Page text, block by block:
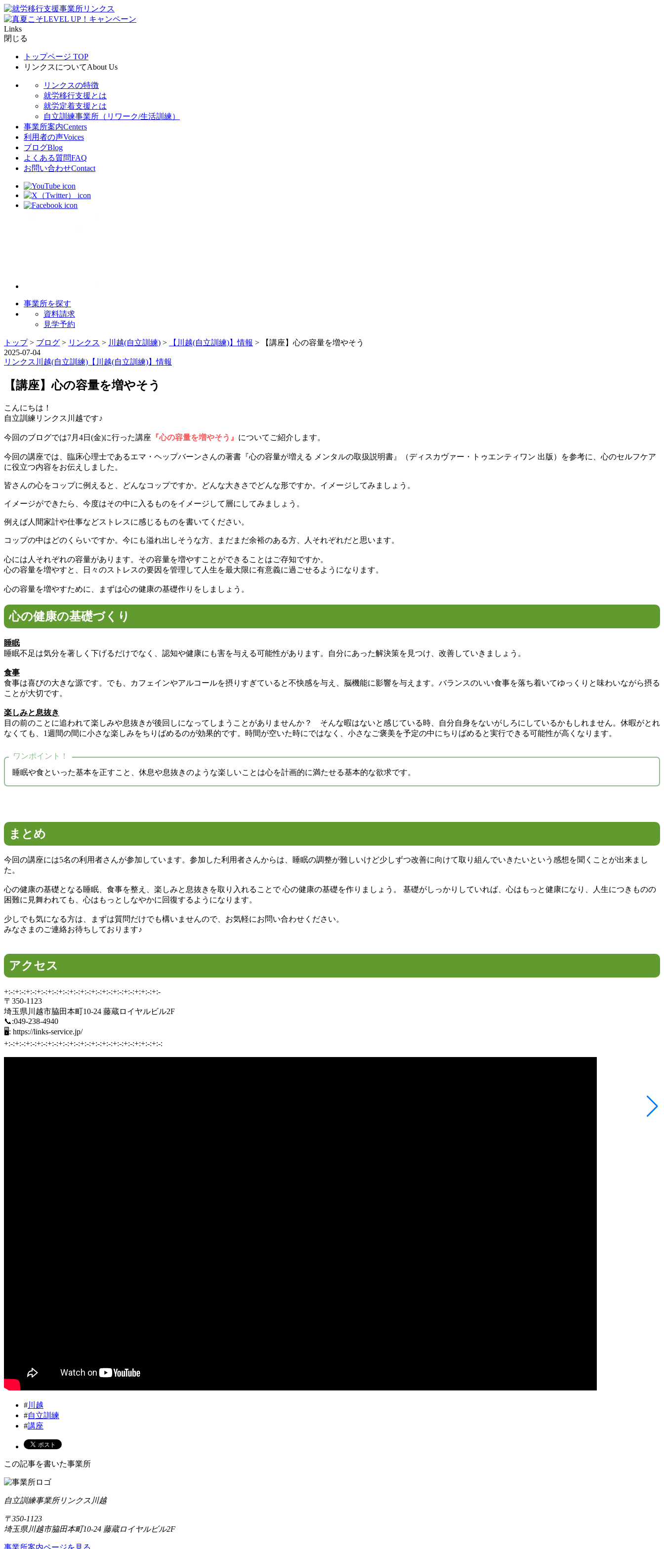
Links
閉じる
トップページ TOP
リンクスについてAbout Us
リンクスの特徴
就労移行支援とは
就労定着支援とは
自立訓練事業所（リワーク/生活訓練）
事業所案内Centers
利用者の声Voices
ブログBlog
よくある質問FAQ
お問い合わせContact
事業所を探す
資料請求
見学予約
トップ> ブログ > リンクス > 川越(自立訓練) > 【川越(自立訓練)】情報 >
【講座】心の容量を増やそう
2025-07-04
リンクス 川越(自立訓練) 【川越(自立訓練)】情報
【講座】心の容量を増やそう
こんにちは！
自立訓練リンクス川越です♪
今回のブログでは7月4日(金)に行った講座 『心の容量を増やそう』 についてご紹介します。
今回の講座では、臨床心理士であるエマ・ヘップバーンさんの著書『心の容量が増える メンタルの取扱説明書』（ディスカヴァー・トゥエンティワン 出版）を参考に、心のセルフケア
に役立つ内容をお伝えしました。
皆さんの心をコップに例えると、どんなコップですか。どんな大きさでどんな形ですか。イメージしてみましょう。
イメージができたら、今度はその中に入るものをイメージして層にしてみましょう。
例えば人間家計や仕事などストレスに感じるものを書いてください。
コップの中はどのくらいですか。今にも溢れ出しそうな方、まだまだ余裕のある方、人それぞれだと思います。
心には人それぞれの容量があります。その容量を増やすことができることはご存知ですか。
心の容量を増やすと、日々のストレスの要因を管理して人生を最大限に有意義に過ごせるようになります。
心の容量を増やすために、まずは心の健康の基礎作りをしましょう。
心の健康の基礎づくり
睡眠
睡眠不足は気分を著しく下げるだけでなく、認知や健康にも害を与える可能性があります。自分にあった解決策を見つけ、改善していきましょう。
食事
食事は喜びの大きな源です。でも、カフェインやアルコールを摂りすぎていると不快感を与え、脳機能に影響を与えます。バランスのいい食事を落ち着いてゆっくりと味わいながら摂る
ことが大切です。
楽しみと息抜き
目の前のことに追われて楽しみや息抜きが後回しになってしまうことがありませんか？ そんな暇はないと感じている時、自分自身をないがしろにしているかもしれません。休暇がとれ
なくても、1週間の間に小さな楽しみをちりばめるのが効果的です。時間が空いた時にではなく、小さなご褒美を予定の中にちりばめると実行できる可能性が高くなります。
ワンポイント！
睡眠や食といった基本を正すこと、休息や息抜きのような楽しいことは心を計画的に満たせる基本的な欲求です。
まとめ
今回の講座には5名の利用者さんが参加しています。参加した利用者さんからは、睡眠の調整が難しいけど少しずつ改善に向けて取り組んでいきたいという感想を聞くことが出来まし
た。
心の健康の基礎となる睡眠、食事を整え、楽しみと息抜きを取り入れることで 心の健康の基礎を作りましょう。 基礎がしっかりしていれば、心はもっと健康になり、人生につきものの
困難に見舞われても、心はもっとしなやかに回復するようになります。
少しでも気になる方は、まずは質問だけでも構いませんので、お気軽にお問い合わせください。
みなさまのご連絡お待ちしております♪
アクセス
+:-:+:-:+:-:+:-:+:-:+:-:+:-:+:-:+:-:+:-:+:-:+:-:+:+:-:+:-
〒350-1123
埼玉県川越市脇田本町10-24 藤蔵ロイヤルビル2F
📞:049-238-4940
🖥: https://links-service.jp/
+:-:+:-:+:-:+:-:+:-:+:-:+:-:+:-:+:-:+:-:+:-:+:-:+:+:-:+:-:
#川越
#自立訓練
#講座
この記事を書いた事業所
自立訓練事業所リンクス川越
〒350-1123
埼玉県川越市脇田本町10-24 藤蔵ロイヤルビル2F